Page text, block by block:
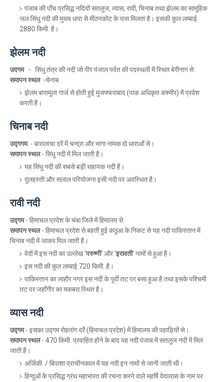
पंजाब की पाँच प्रसिद्ध नदियों सतलुज, व्यास, रावी, चिनाब तथा झेलम का सामूहिक
जल सिंधु नदी की मुख्य धारा से मीठनकोट के पास मिलता है। इसकी कुल लम्बाई
2880 किमी. है।
झेलम नदी
उदगम - सिंधु तंत्र की नदी जो पीर पंजाल पर्वत की पदस्थली में स्थित बेरीनाग से
समापन स्थल-चेनाब
झेलम बारामूला गार्ज से होती हुई मुजफ्फराबाद (पाक अधिकृत कश्मीर) में प्रवेश
करती है।
चिनाब नदी
उद्गगम - बारालाचा दरें में चन्द्रा और भागा नामक दो धाराओं से।
समापन स्थल- सिंधु नदी में मिल जाती है।
यह सिंधु नदी की सबसे बड़ी सहायक नदी है।
दुलहस्ती और सलाल परियोजना इसी नदी पर अवस्थित है।
रावी नदी
उद्गम- हिमाचल प्रदेश के चंबा जिले में हिमालय से
समापन स्थल- हिमाचल प्रदेश से बहती हुई कठुआ के निकट से यह नदी पाकिस्तान में
चिनाब नदी में जाकर मिल जाती है।
वेदों में इस नदी का उल्लेख 'परुष्णी' और 'इरावती' नामों से हुआ है।
इस नदी की कुल लम्बाई 720 किमी. है।
पाकिस्तान का लाहौर नगर इस नदी के पूर्वी तट पर बसा हुआ है तथा इसके पश्चिमी
तट पर जहाँगीर का मकबरा स्थित है।
व्यास नदी
उद्गम- इसका उद्गम रोहतांग दर्रे (हिमाचल प्रदेश) में हिमालय की पहाड़ियों से।
समापन स्थल- 470 किमी. प्रवाहित होने के बाद यह नदी पंजाब में सतलुज नदी में मिल
जाती है।
अ‌र्जिकी / बिपाशा प्राचीनकाल में यह नदी इन नामों से जानी जाती थी।
हिन्दुओं के प्रसिद्ध ग्रंथ महाभारत की रचना करने वाले महर्षि वेदव्यास के नाम पर